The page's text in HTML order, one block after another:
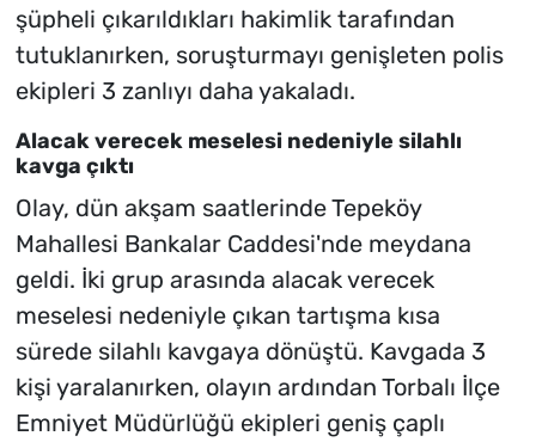
şüpheli çıkarıldıkları hakimlik tarafından
tutuklanırken, soruşturmayı genişleten polis
ekipleri 3 zanlıyı daha yakaladı.
Alacak verecek meselesi nedeniyle silahlı
kavga çıktı
Olay, dün akşam saatlerinde Tepeköy
Mahallesi Bankalar Caddesi'nde meydana
geldi. İki grup arasında alacak verecek
meselesi nedeniyle çıkan tartışma kısa
sürede silahlı kavgaya dönüştü. Kavgada 3
kişi yaralanırken, olayın ardından Torbalı İlçe
Emniyet Müdürlüğü ekipleri geniş çaplı